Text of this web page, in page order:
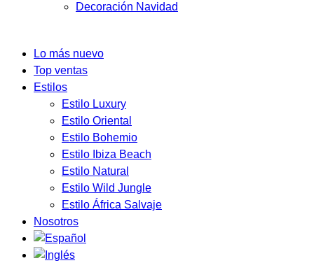
Decoración Navidad
Lo más nuevo
Top ventas
Estilos
Estilo Luxury
Estilo Oriental
Estilo Bohemio
Estilo Ibiza Beach
Estilo Natural
Estilo Wild Jungle
Estilo África Salvaje
Nosotros